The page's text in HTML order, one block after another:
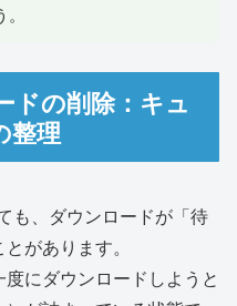
ドの削除：キュ
整理
も、ダウンロードが「待
があります。
にダウンロードしようと